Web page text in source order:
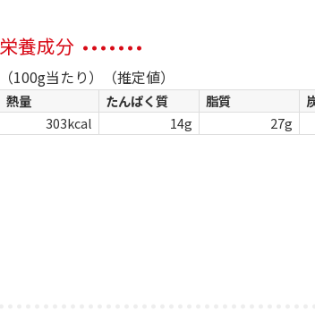
栄養成分
（100g当たり）（推定値）
熱量 たんぱく質 脂質
303kcal
14g 27g